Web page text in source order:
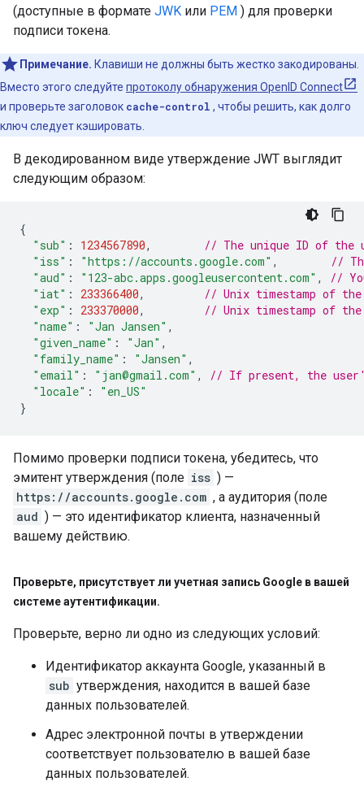
(доступные в формате JWK или PEM ) для проверки
подписи токена.
Примечание. Клавиши не должны быть жестко закодированы.
Вместо этого следуйте протоколу обнаружения OpenID Connect
и проверьте заголовок cache-control , чтобы решить, как долго
ключ следует кэшировать.
В декодированном виде утверждение JWT выглядит
следующим образом:
{
"sub" : 1234567890,
// The unique ID of the
"iss" : "https://accounts.google.com" ,
//
"aud" : "123-abc.apps.googleusercontent.com" ,
//
"iat" : 233366400,
// Unix timestamp of
"exp" : 233370000,
// Unix timestamp of
"name" : "Jan Jansen" ,
"given_name" : "Jan" ,
"family_name" : "Jansen" ,
"email" : "jan@gmail.com" ,
// If present, the
"locale" :
"en_US"
}
Помимо проверки подписи токена, убедитесь, что
эмитент утверждения (поле iss ) —
https://accounts.google.com , а аудитория (поле
aud ) — это идентификатор клиента, назначенный
вашему действию.
Проверьте, присутствует ли учетная запись Google в вашей
системе аутентификации.
Проверьте, верно ли одно из следующих условий:
Идентификатор аккаунта Google, указанный в
sub утверждения, находится в вашей базе
данных пользователей.
Адрес электронной почты в утверждении
соответствует пользователю в вашей базе
данных пользователей.